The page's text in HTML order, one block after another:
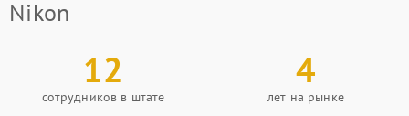
Nikon
12
сотрудников в штате
4
лет на рынке